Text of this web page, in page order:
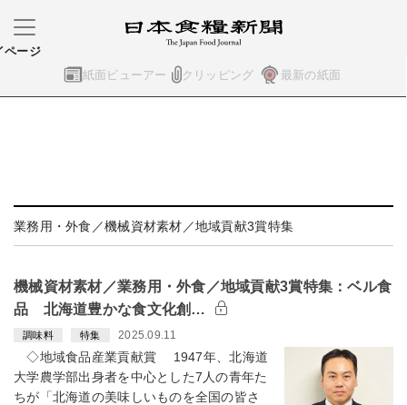
紙面ビューアー クリッピング 最新の紙面
ページ
業務用・外食／機械資材素材／地域貢献3賞特集
機械資材素材／業務用・外食／地域貢献3賞特集：ベル食
品 北海道豊かな食文化創…
調味料 特集 2025.09.11
◇地域食品産業貢献賞 1947年、北海道
大学農学部出身者を中心とした7人の青年た
ちが「北海道の美味しいものを全国の皆さ